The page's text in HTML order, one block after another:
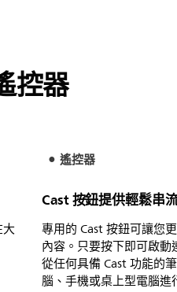
控器
遙控器
Cast 按鈕提供輕鬆串
專用的 Cast 按鈕可讓您
內容。只要按下即可啟
從任何具備 Cast 功能的
腦、手機或桌上型電腦進